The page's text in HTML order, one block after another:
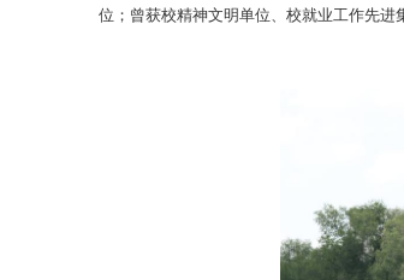
位；曾获校精神文明单位、校就业工作先进